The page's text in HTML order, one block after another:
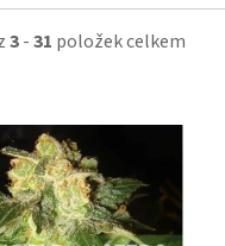
3-31 položek celkem